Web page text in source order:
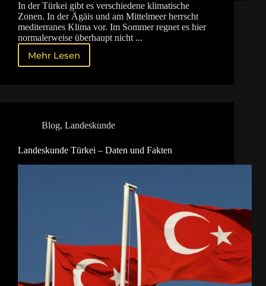
In der Türkei gibt es verschiedene klimatische
Zonen. In der Ägäis und am Mittelmeer herrscht
mediterranes Klima vor. Im Sommer regnet es hier
normalerweise überhaupt nicht ...
Mehr Lesen
Wetter
Blog, Landeskunde
Landeskunde Türkei – Daten und Fakten